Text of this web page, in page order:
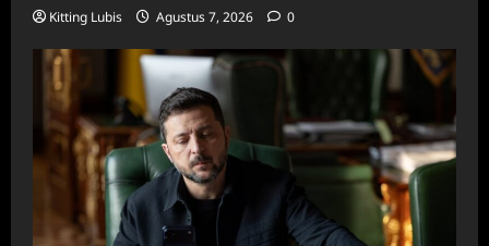
Kitting Lubis Agustus 7, 2026 0